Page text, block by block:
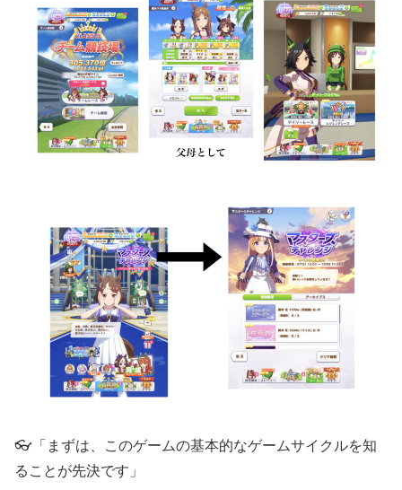
👓「まずは、このゲームの基本的なゲームサイクルを知
ることが先決です」